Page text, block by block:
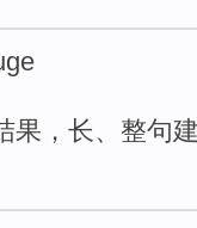
果，长、整句